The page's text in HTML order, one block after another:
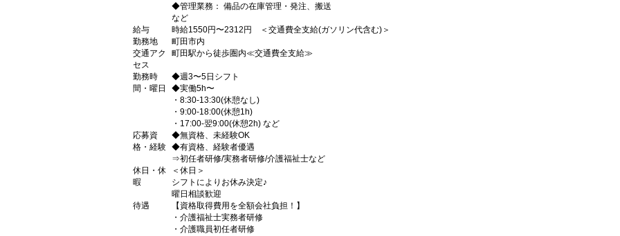
◆管理業務： 備品の在庫管理・発注、搬送
など
給与
時給1550円〜2312円 ＜交通費全支給(ガソリン代含む)＞
勤務地
町田市内
交通アク
セス
町田駅から徒歩圏内≪交通費全支給≫
勤務時
間・曜日
◆週3〜5日シフト
◆実働5h〜
・8:30-13:30(休憩なし)
・9:00-18:00(休憩1h)
・17:00-翌9:00(休憩2h) など
応募資
格・経験
◆無資格、未経験OK
◆有資格、経験者優遇
⇒初任者研修/実務者研修/介護福祉士など
休日・休
暇
＜休日＞
シフトによりお休み決定♪
曜日相談歓迎
待遇
【資格取得費用を全額会社負担！】
・介護福祉士実務者研修
・介護職員初任者研修